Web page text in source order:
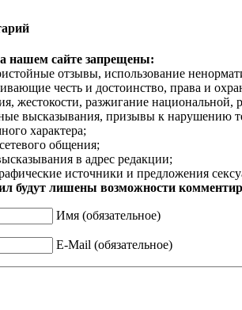
нашем сайте запрещены:
отзывы, использование
честь и достоинство, права и
жестокости, разжигание национальной,
высказывания, призывы к нарушению
характера;
общения;
в адрес редакции;
источники и предложения
будут лишены возможности
Имя (обязательное)
E-Mail (обязательное)